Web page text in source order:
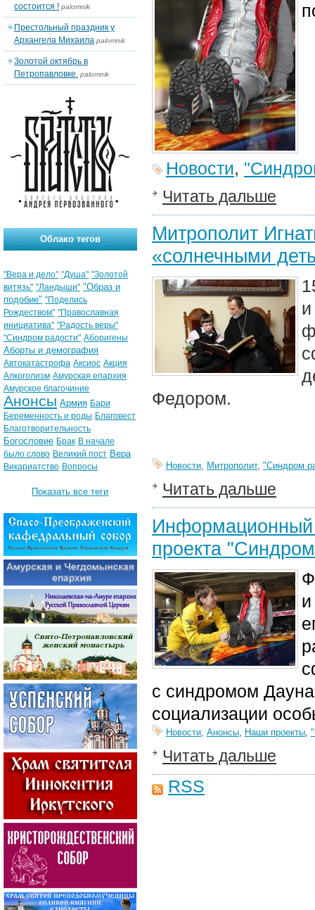
Новости,
Читать дальше
Митрополит
«солнечными
Федором.
Новости, Митрополит, "Синдром
Читать дальше
Информационный
проекта
с синдромом
социализации
Новости, Анонсы, Наши проекты,
Читать дальше
RSS
состоится ! palomnik
Престольный праздник у
Архангела Михаила palomnik
Золотой октябрь в
Петропавловке. palomnik
Облако тегов
"Вера и дело" "Душа" "Золотой
витязь" "Ландыши" "Образ и
подобие" "Поделись
Рождеством" "Православная
инициатива" "Радость веры"
"Синдром радости" Аборигены
Аборты и демография
Автокатастрофа Аксиос Акция
Алкоголизм Амурская епархия
Амурское благочиние
Анонсы Армия Бари
Беременность и роды Благовест
Благотворительность
Богословие Брак В начале
было слово Великий пост Вера
Викариатство Вопросы
Показать все теги